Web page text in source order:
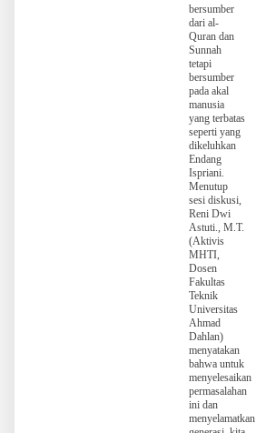
bersumber
dari al-
Quran dan
Sunnah
tetapi
bersumber
pada akal
manusia
yang terbatas
seperti yang
dikeluhkan
Endang
Ispriani.
Menutup
sesi diskusi,
Reni Dwi
Astuti., M.T.
(Aktivis
MHTI,
Dosen
Fakultas
Teknik
Universitas
Ahmad
Dahlan)
menyatakan
bahwa untuk
menyelesaikan
permasalahan
ini dan
menyelamatkan